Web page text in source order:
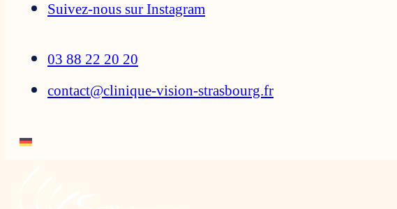
Suivez-nous sur Instagram
03 88 22 20 20
contact@clinique-vision-strasbourg.fr